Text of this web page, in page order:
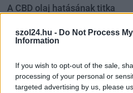
szol24.hu - Do Not Process
Information
If you wish to opt-out of the sale,
processing of your personal or
targeted advertising by us, please
A CBD olaj hatásának titka
Támogatott tartalom! A CBD olaj
körben elterjedt már hazánkban is,